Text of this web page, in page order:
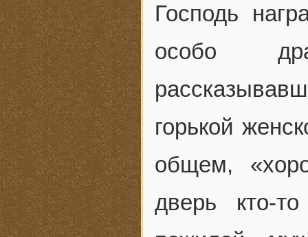
Господь
особо
горькой
общем,
дверь кто-